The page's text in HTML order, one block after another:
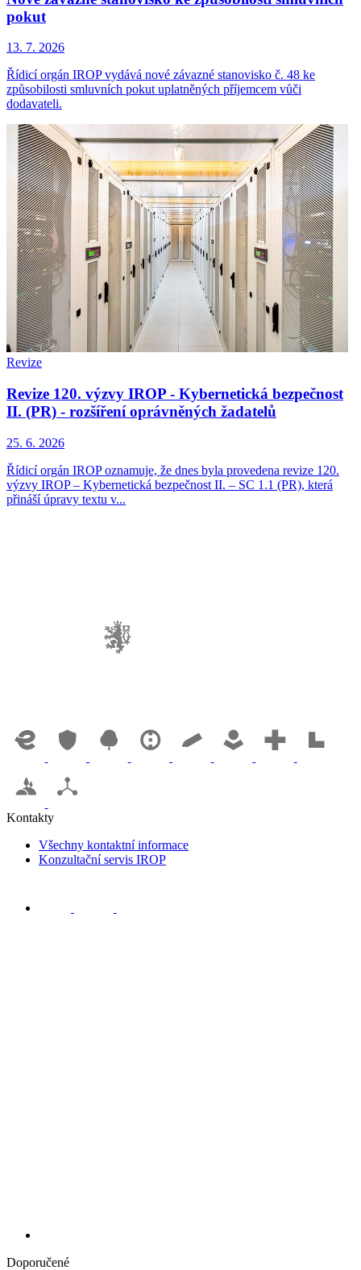
pokut
13. 7. 2026
Řídicí orgán IROP vydává nové závazné stanovisko č. 48 ke
způsobilosti smluvních pokut uplatněných příjemcem vůči
dodavateli.
Revize
Revize 120. výzvy IROP - Kybernetická bezpečnost
II. (PR) - rozšíření oprávněných žadatelů
25. 6. 2026
Řídicí orgán IROP oznamuje, že dnes byla provedena revize 120.
výzvy IROP – Kybernetická bezpečnost II. – SC 1.1 (PR), která
přináší úpravy textu v...
Kontakty
Všechny kontaktní informace
Konzultační servis IROP
Doporučené